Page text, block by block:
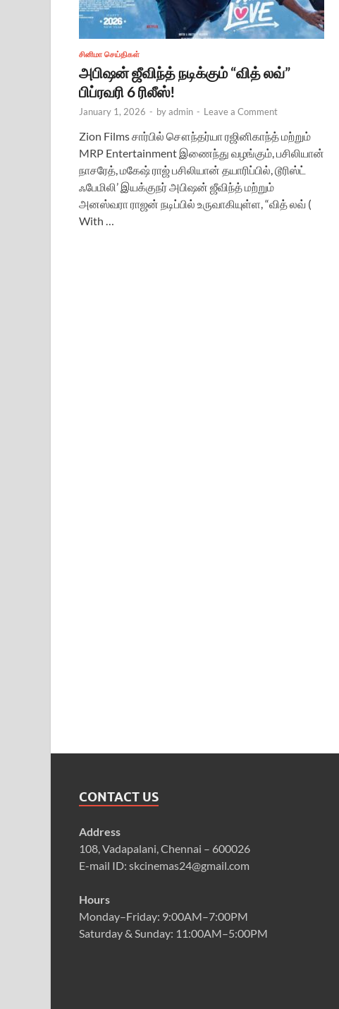
சினிமா செய்திகள்
அபிஷன் ஜீவிந்த் நடிக்கும் “வித் லவ்”
பிப்ரவரி 6 ரிலீஸ்!
January 1, 2026 - byadmin - Leave a Comment
Zion Films சார்பில் சௌந்தர்யா ரஜினிகாந்த் மற்றும்
MRP Entertainment இணைந்து வழங்கும், பசிலியான்
நாசரேத், மகேஷ் ராஜ் பசிலியான் தயாரிப்பில், டூரிஸ்ட்
ஃபேமிலி’ இயக்குநர் அபிஷன் ஜீவிந்த் மற்றும்
அனஸ்வரா ராஜன் நடிப்பில் உருவாகியுள்ள, “வித் லவ் (
With …
CONTACT US
Address
108, Vadapalani, Chennai – 600026
E-mail ID: skcinemas24@gmail.com
Hours
Monday–Friday: 9:00AM–7:00PM
Saturday & Sunday: 11:00AM–5:00PM